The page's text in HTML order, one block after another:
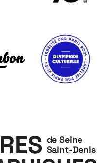
de Seine
Saint-Denis